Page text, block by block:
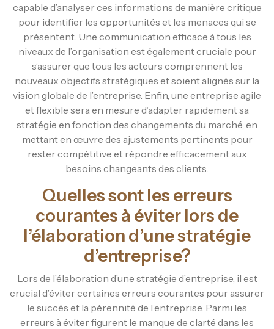
capable d’analyser ces informations de manière critique
pour identifier les opportunités et les menaces qui se
présentent. Une communication efficace à tous les
niveaux de l’organisation est également cruciale pour
s’assurer que tous les acteurs comprennent les
nouveaux objectifs stratégiques et soient alignés sur la
vision globale de l’entreprise. Enfin, une entreprise agile
et flexible sera en mesure d’adapter rapidement sa
stratégie en fonction des changements du marché, en
mettant en œuvre des ajustements pertinents pour
rester compétitive et répondre efficacement aux
besoins changeants des clients.
Quelles sont les erreurs
courantes à éviter lors de
l’élaboration d’une stratégie
d’entreprise?
Lors de l’élaboration d’une stratégie d’entreprise, il est
crucial d’éviter certaines erreurs courantes pour assurer
le succès et la pérennité de l’entreprise. Parmi les
erreurs à éviter figurent le manque de clarté dans les